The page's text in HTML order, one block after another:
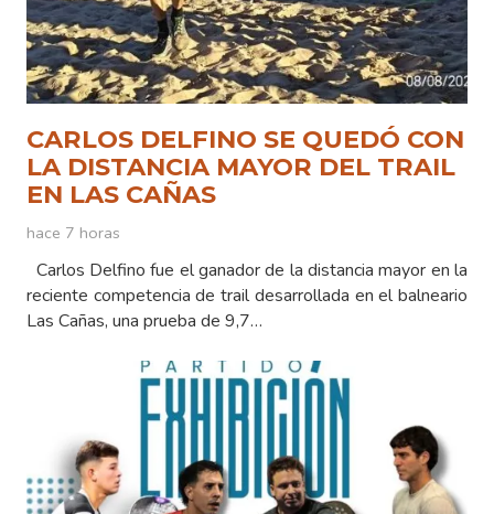
CARLOS DELFINO SE QUEDÓ CON
LA DISTANCIA MAYOR DEL TRAIL
EN LAS CAÑAS
hace 7 horas
Carlos Delfino fue el ganador de la distancia mayor en la
reciente competencia de trail desarrollada en el balneario
Las Cañas, una prueba de 9,7…